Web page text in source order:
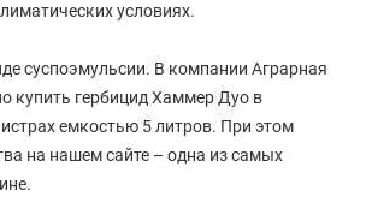
условиях.
суспоэмульсии. В компании Аграрная
купить гербицид Хаммер Дуо в
емкостью 5 литров. При этом
на нашем сайте – одна из самых